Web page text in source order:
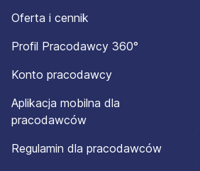
Oferta i cennik
Profil Pracodawcy 360°
Konto pracodawcy
Aplikacja mobilna dla
pracodawców
Regulamin dla pracodawców